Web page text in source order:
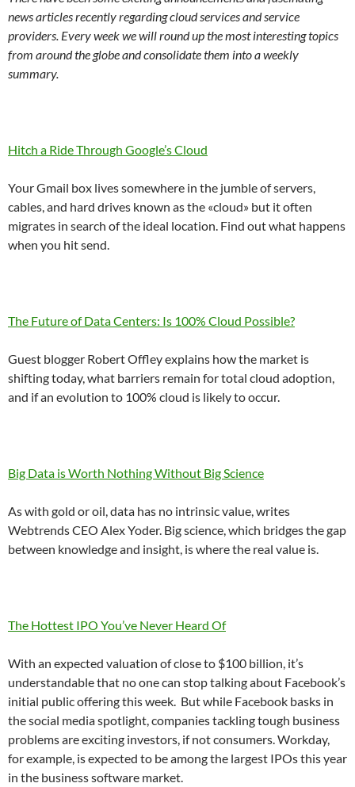
news articles recently regarding cloud services and service
providers. Every week we will round up the most interesting topics
from around the globe and consolidate them into a weekly
summary.
Hitch a Ride Through Google’s Cloud
Your Gmail box lives somewhere in the jumble of servers,
cables, and hard drives known as the «cloud» but it often
migrates in search of the ideal location. Find out what happens
when you hit send.
The Future of Data Centers: Is 100% Cloud Possible?
Guest blogger Robert Offley explains how the market is
shifting today, what barriers remain for total cloud adoption,
and if an evolution to 100% cloud is likely to occur.
Big Data is Worth Nothing Without Big Science
As with gold or oil, data has no intrinsic value, writes
Webtrends CEO Alex Yoder. Big science, which bridges the gap
between knowledge and insight, is where the real value is.
The Hottest IPO You’ve Never Heard Of
With an expected valuation of close to $100 billion, it’s
understandable that no one can stop talking about Facebook’s
initial public offering this week. But while Facebook basks in
the social media spotlight, companies tackling tough business
problems are exciting investors, if not consumers. Workday,
for example, is expected to be among the largest IPOs this year
in the business software market.